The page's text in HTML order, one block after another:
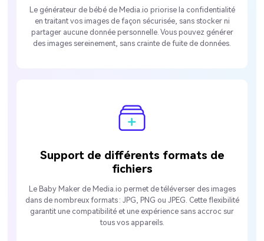
Le générateur de bébé de Media.io priorise la confidentialité
en traitant vos images de façon sécurisée, sans stocker ni
partager aucune donnée personnelle. Vous pouvez générer
des images sereinement, sans crainte de fuite de données.
Support de différents formats de
fichiers
Le Baby Maker de Media.io permet de téléverser des images
dans de nombreux formats : JPG, PNG ou JPEG. Cette flexibilité
garantit une compatibilité et une expérience sans accroc sur
tous vos appareils.